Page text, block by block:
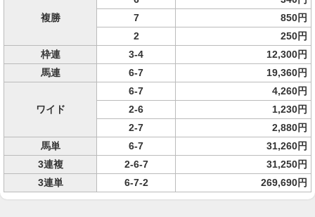
複勝
7
850円
2
250円
枠連
3-4
12,300円
馬連
6-7 19,360円
ワイド
6-7
4,260円
2-6
1,230円
2-7
2,880円
馬単
6-7
31,260円
3連複
2-6-7
31,250円
3連単
6-7-2 269,690円